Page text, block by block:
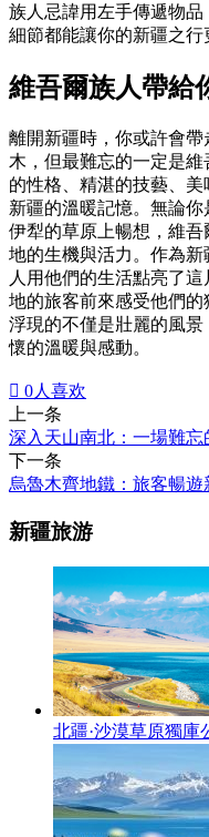
族人忌諱用左手傳遞物
細節都能讓你的新疆之行
維吾爾族人帶給
離開新疆時，你或許會
木，但最難忘的一定是
的性格、精湛的技藝、
新疆的溫暖記憶。無論
伊犁的草原上暢想，維
地的生機與活力。作為
人用他們的生活點亮了
地的旅客前來感受他們
浮現的不僅是壯麗的風
懷的溫暖與感動。
 0人喜欢
上一条
深入天山南北：一場難
下一条
烏魯木齊地鐵：旅客暢
新疆旅游
北疆·沙漠草原獨庫